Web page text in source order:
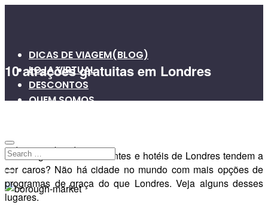
DICAS DE VIAGEM(BLOG)
LOJA VIRTUAL
DESCONTOS
QUEM SOMOS
10 atrações gratuitas em Londres
00
8 de novembro de 2011
Quem liga se os restaurantes e hotéis de Londres tendem a
ser caros? Não há cidade no mundo com mais opções de
programas de graça do que Londres. Veja alguns desses
lugares.